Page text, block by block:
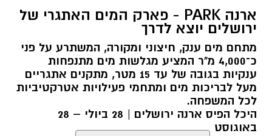
ארנה PARK - פארק המים האתגרי של
ירושלים יוצא לדרך
מתחם מים ענק, חיצוני ומקורה, המשתרע על פני
כ־4,000 מ"ר המציע מגלשות מים מתנפחות
ענקיות בגובה של עד 15 מטר, מתקנים אתגריים
מעל לבריכות מים ומתחמי פעילויות אטרקטיביות
לכל המשפחה.
היכל הפיס ארנה ירושלים | 28 ביולי – 28
באוגוסט